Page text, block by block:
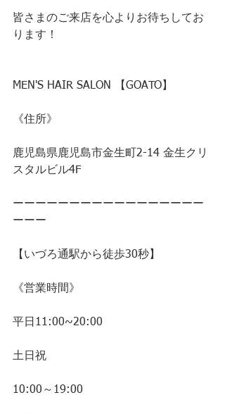
皆さまのご来店を心よりお待ちしてお
ります！
MEN'S HAIR SALON 【GOATO】
《住所》
鹿児島県鹿児島市金生町2-14 金生クリ
スタルビル4F
ーーーーーーーーーーーーーーーーー
ーーー
【いづろ通駅から徒歩30秒】
《営業時間》
平日11:00~20:00
土日祝
10:00～19:00